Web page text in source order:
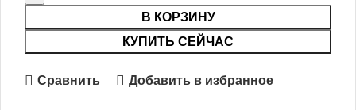
В КОРЗИНУ
КУПИТЬ СЕЙЧАС
Сравнить Добавить в избранное